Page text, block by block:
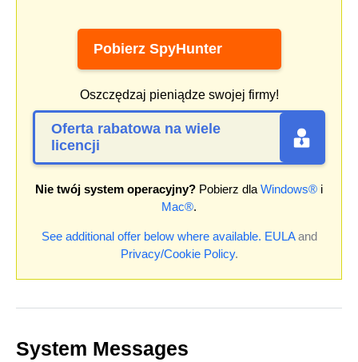
Pobierz SpyHunter
Oszczędzaj pieniądze swojej firmy!
Oferta rabatowa na wiele
licencji
Nie twój system operacyjny? Pobierz dla Windows® i
Mac®.
See additional offer below where available. EULAand
Privacy/Cookie Policy.
System Messages